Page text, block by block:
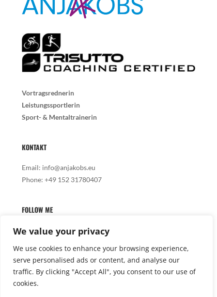
We value your privacy
We use cookies to enhance your browsing experience,
serve personalised ads or content, and analyse our
traffic. By clicking "Accept All", you consent to our use of
cookies.
Vortragsrednerin
Leistungssportlerin
Sport- & Mentaltrainerin
KONTAKT
Email: info@anjakobs.eu
Phone: +49 152 31780407
FOLLOW ME
